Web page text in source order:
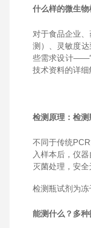
什么样的微生
对于食品企业
测）、灵敏度达
些需求设计——
技术资料的详细
检测原理：检
不同于传统PCR
入样本后，仪
灭菌处理，安全
检测瓶试剂为
能测什么？ 多种